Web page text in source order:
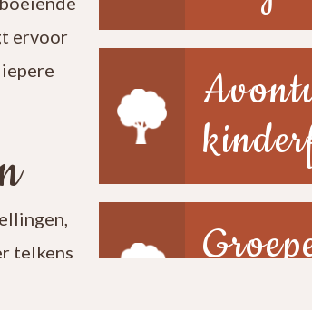
ervoor
telkens